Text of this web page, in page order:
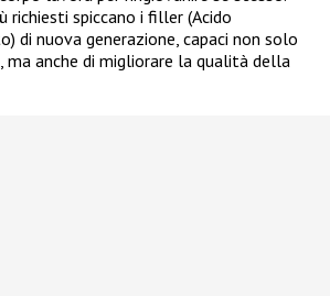
richiesti spiccano i filler (Acido
di nuova generazione, capaci non solo
ma anche di migliorare la qualità della